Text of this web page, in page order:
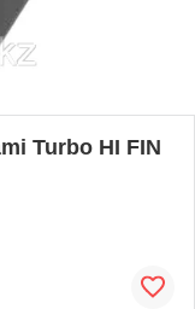
Turbo HI FIN